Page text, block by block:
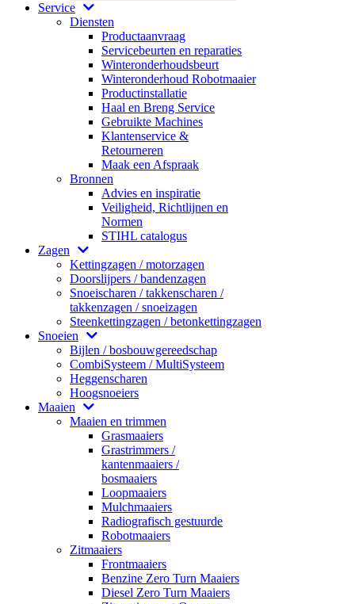
Service
Diensten
Productaanvraag
Servicebeurten en reparaties
Winteronderhoudsbeurt
Winteronderhoud Robotmaaier
Productinstallatie
Haal en Breng Service
Gebruikte Machines
Klantenservice &
Retourneren
Maak een Afspraak
Bronnen
Advies en inspiratie
Veiligheid, Richtlijnen en
Normen
STIHL catalogus
Zagen
Kettingzagen / motorzagen
Doorslijpers / bandenzagen
Snoeischaren / takkenscharen /
takkenzagen / snoeizagen
Steenkettingzagen / betonkettingzagen
Snoeien
Bijlen / bosbouwgereedschap
CombiSysteem / MultiSysteem
Heggenscharen
Hoogsnoeiers
Maaien
Maaien en trimmen
Grasmaaiers
Grastrimmers /
kantenmaaiers /
bosmaaiers
Loopmaaiers
Mulchmaaiers
Radiografisch gestuurde
Robotmaaiers
Zitmaaiers
Frontmaaiers
Benzine Zero Turn Maaiers
Diesel Zero Turn Maaiers